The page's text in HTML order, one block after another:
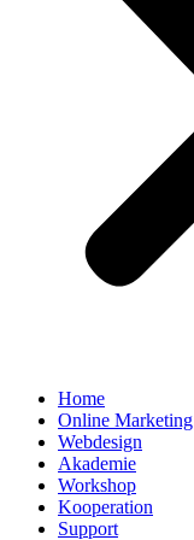
Home
Online Marketing
Webdesign
Akademie
Workshop
Kooperation
Support